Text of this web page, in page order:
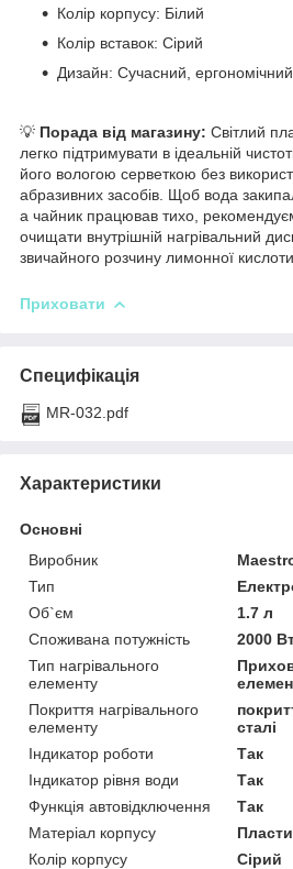
Колір корпусу: Білий
Колір вставок: Сірий
Дизайн: Сучасний, ергономічний
💡 Порада від магазину: Світлий
легко підтримувати в ідеальній
його вологою серветкою без
абразивних засобів. Щоб вода
а чайник працював тихо,
очищати внутрішній нагрівальний
звичайного розчину лимонної
Приховати
Специфікація
MR-032.pdf
Характеристики
Основні
Виробник
Тип
Об`єм
1.7 л
Споживана потужність
2000
Тип нагрівального
елементу
Покриття нагрівального
елементу
сталі
Індикатор роботи
Так
Індикатор рівня води
Так
Функція автовідключення
Так
Матеріал корпусу
Колір корпусу
Сірий